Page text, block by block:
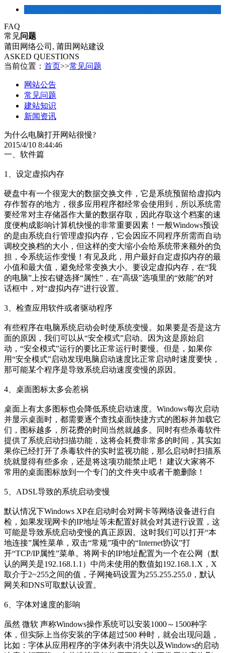
FAQ
常见问题
莆田网络公司, 莆田网站建设
ASKED QUESTIONS
当前位置： 首页>>常见问题
网站公告
常见问题
建站知识
新闻资讯
为什么电脑打开网站很慢?
2015/4/10 8:44:46
一、软件篇
1、设定虚拟内存
硬盘中有一个很宠大的数据交换文件，它是系统预留给虚拟内
存作暂存的地方，很多应用程序都经常会使用到，所以系统需
要经常对主存储器作大量的数据存取，因此存取这个档案的速
度便构成影响计算机快慢的非常重要因素！一般Windows预设
的是由系统自行管理虚拟内存，它会因应不同程序所需而自动
调校交换档的大小，但这样的变大缩小会给系统带来额外的负
担，令系统运作变慢！有见及此，用户最好自定虚拟内存的最
小值和最大值，避免经常变换大小。要设定虚拟内存，在“我
的电脑”上按右键选择“属性”，在“高级”选项里的“效能”的对
话框中，对“虚拟内存”进行设置。
3、检查应用软件或者驱动程序
有些程序在电脑系统启动会时使系统变慢。如果要是否是这方
面的原因，我们可以从“安全模式”启动。因为这是原始启
动，“安全模式”运行的要比正常运行时要慢。但是，如果你
用“安全模式”启动发现电脑启动速度比正常启动时速度要快，
那可能某个程序是导致系统启动速度变慢的原因。
4、桌面图标太多会惹祸
桌面上有太多图标也会降低系统启动速度。Windows每次启动
并显示桌面时，都需要逐个查找桌面快捷方式的图标并加载它
们，图标越多，所花费的时间当然就越多。同时有些杀毒软件
提供了系统启动扫描功能，这将会耗费非常多的时间，其实如
果你已经打开了杀毒软件的实时监视功能，那么启动时扫描系
统就显得有些多余，还是将这项功能禁止吧！ 建议大家将不
常用的桌面图标放到一个专门的文件夹中或者干脆删除！
5、ADSL导致的系统启动变慢
默认情况下Windows XP在启动时会对网卡等网络设备进行自
检，如果发现网卡的IP地址等未配置好就会对其进行设置，这
可能是导致系统启动变慢的真正原因。这时我们可以打开“本
地连接”属性菜单，双击“常规”项中的“Internet协议”打
开“TCP/IP属性”菜单。将网卡的IP地址配置为一个在公网（默
认的网关是192.168.1.1）中尚未使用的数值如192.168.1.X，X
取介于2~255之间的值，子网掩码设置为255.255.255.0，默认
网关和DNS可取默认设置。
6、字体对速度的影响
虽然 微软 声称Windows操作系统可以安装1000～1500种字
体，但实际上当你安装的字体超过500 种时，就会出现问题，
比如：字体从应用程序的字体列表中消失以及Windows的启动